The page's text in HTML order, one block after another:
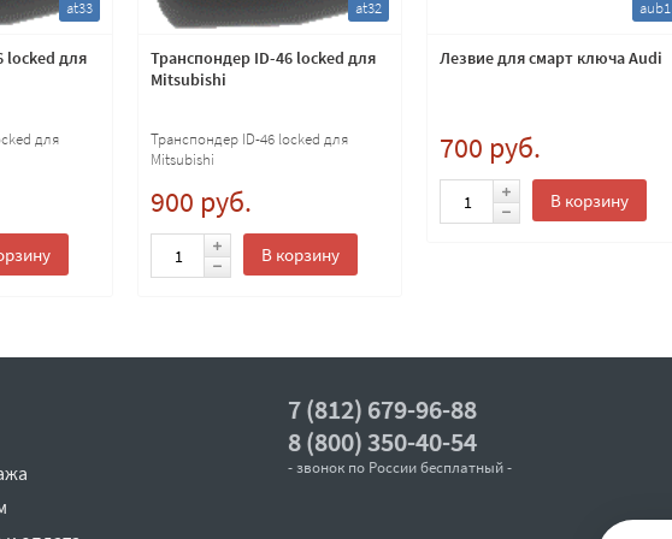
at33
locked для
для
at32
Транспондер ID-46 locked для
Mitsubishi
Транспондер ID-46 locked для
Mitsubishi
900 руб.
В корзину
aub1
Лезвие для смарт ключа Audi
700 руб.
В корзину
7 (812) 679-96-88
8 (800) 350-40-54
- звонок по России бесплатный -